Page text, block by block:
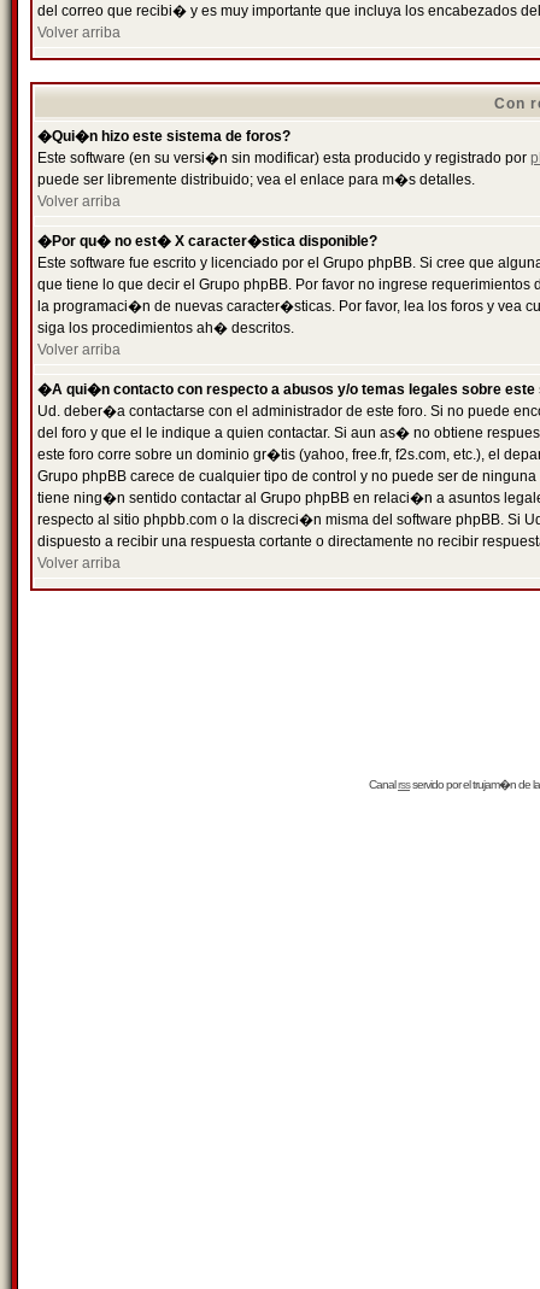
del correo que recibi� y es muy importante que incluya los encabezados
Volver arriba
Con
�Qui�n hizo este sistema de foros?
Este software (en su versi�n sin modificar) esta producido y registrado por
puede ser libremente distribuido; vea el enlace para m�s detalles.
Volver arriba
�Por qu� no est� X caracter�stica disponible?
Este software fue escrito y licenciado por el Grupo phpBB. Si cree que
que tiene lo que decir el Grupo phpBB. Por favor no ingrese
la programaci�n de nuevas caracter�sticas. Por favor, lea los foros y vea
siga los procedimientos ah� descritos.
Volver arriba
�A qui�n contacto con respecto a abusos y/o temas legales sobre este
Ud. deber�a contactarse con el administrador de este foro. Si no puede
del foro y que el le indique a quien contactar. Si aun as� no obtiene
este foro corre sobre un dominio gr�tis (yahoo, free.fr, f2s.com, etc.), el
Grupo phpBB carece de cualquier tipo de control y no puede ser de
tiene ning�n sentido contactar al Grupo phpBB en relaci�n a asuntos
respecto al sitio phpbb.com o la discreci�n misma del software phpBB. Si
dispuesto a recibir una respuesta cortante o directamente no recibir
Volver arriba
Canalrssservido por eltrujam�nde